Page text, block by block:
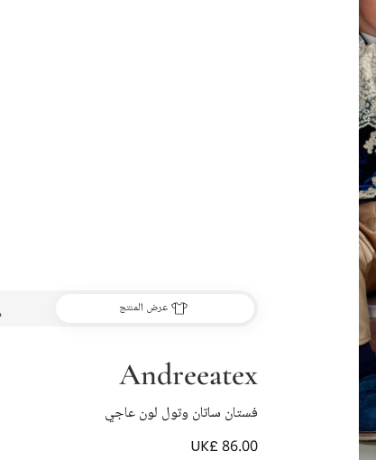
عرض المنتج
Andreeatex
فستان ساتان وتول لون عاجي
UK£ 86.00